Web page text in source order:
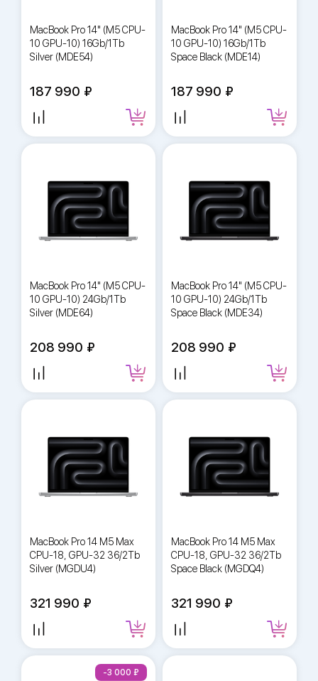
MacBook Pro 14" (M5 CPU-
10 GPU-10) 16Gb/1Tb
Silver (MDE54)
187 990
MacBook Pro 14" (M5 CPU-
10 GPU-10) 16Gb/1Tb
Space Black (MDE14)
187 990
MacBook Pro 14" (M5 CPU-
10 GPU-10) 24Gb/1Tb
Silver (MDE64)
208 990
MacBook Pro 14" (M5 CPU-
10 GPU-10) 24Gb/1Tb
Space Black (MDE34)
208 990
MacBook Pro 14 M5 Max
CPU-18, GPU-32 36/2Tb
Silver (MGDU4)
321 990
MacBook Pro 14 M5 Max
CPU-18, GPU-32 36/2Tb
Space Black (MGDQ4)
321 990
-3 000